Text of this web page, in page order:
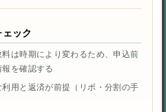
ック
は時期により変わるため、申込前
を確認する
用と返済が前提（リボ・分割の手